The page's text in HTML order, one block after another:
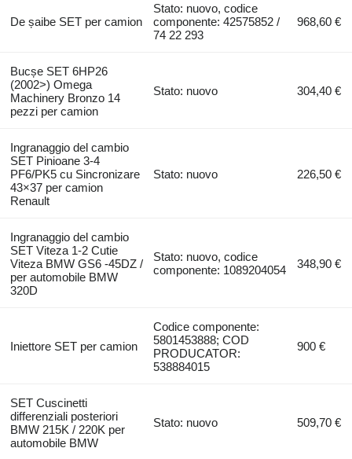
De șaibe SET per camion
Stato: nuovo, codice
componente: 42575852 /
74 22 293
968,60 €
Bucșe SET 6HP26
(2002>) Omega
Machinery Bronzo 14
pezzi per camion
Stato: nuovo 304,40 €
Ingranaggio del cambio
SET Pinioane 3-4
PF6/PK5 cu Sincronizare
43×37 per camion
Renault
Stato: nuovo 226,50 €
Ingranaggio del cambio
SET Viteza 1-2 Cutie
Viteza BMW GS6 -45DZ /
per automobile BMW
320D
Stato: nuovo, codice
componente: 1089204054
348,90 €
Iniettore SET per camion
Codice componente:
5801453888; COD
PRODUCATOR:
538884015
900 €
SET Cuscinetti
differenziali posteriori
BMW 215K / 220K per
automobile BMW
Stato: nuovo 509,70 €